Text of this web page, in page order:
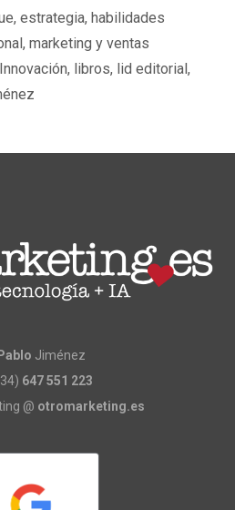
, estrategia, habilidades
, marketing y ventas
Innovación, libros, lid editorial,
Jiménez
647 551 223
@ otromarketing.es